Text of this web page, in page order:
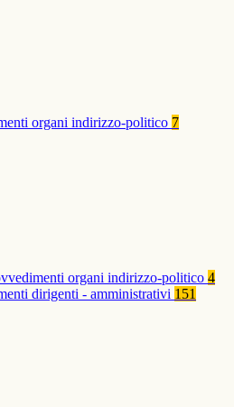
organi indirizzo-politico 7
organi indirizzo-politico 4
dirigenti - amministrativi 151